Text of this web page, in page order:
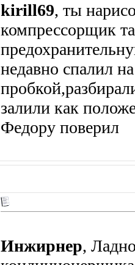
kirill69, ты
компрессорщик
недавно спалил
залили как
Федору поверил
Инжирнер,